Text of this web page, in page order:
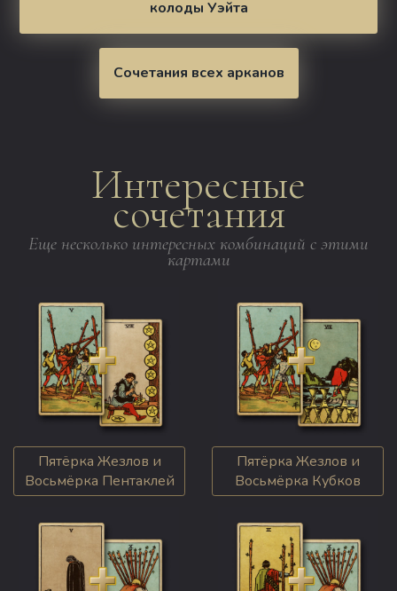
колоды Уэйта
Сочетания всех арканов
Интересные
сочетания
Еще несколько интересных комбинаций с этими
картами
Пятёрка Жезлов и
Восьмёрка Пентаклей
Пятёрка Жезлов и
Восьмёрка Кубков